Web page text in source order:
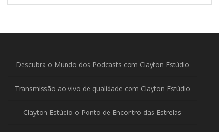
Post
Descubra o Mundo dos Podcasts com Clayton Estúdio
Transmissão ao vivo de qualidade com Clayton Estúdio
Clayton Estúdio o Ponto de Encontro das Estrelas